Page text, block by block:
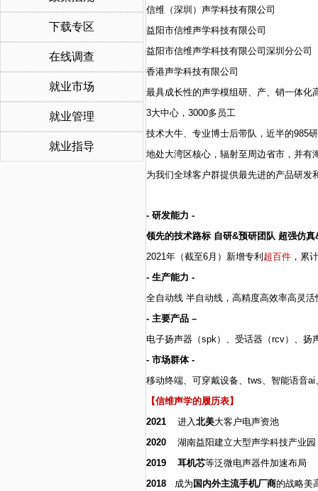
下载专区
在线调查
就业市场
就业管理
就业指导
信维（深圳）声学科技有限公司
益阳市信维声学科技有限公司
益阳市信维声学科技有限公司深圳分公司
香港声学科技有限公司
最具成长性的声学模组研、产、销一体化
3大中心，3000多员工
技术大牛、专业博士后带队，近半的985
地处大湾区核心，辐射至周边省市，并有
为我们全球客户群提供最先进的产品研发
- 研发能力 -
领先的技术路标 自研&预研团队 超强仿真
2021年（截至6月）新增专利 超百件 ，累计
- 生产能力 -
全自动线 半自动线，高精度高效率高灵活
- 主要产品 –
电子扬声器（spk）、受话器（rcv）、扬
- 市场群体 -
移动终端、可穿戴设备、tws、智能语音
【信维声学的履历表】
2021
进入北美大客户电声资池
2020
湖南益阳建立大型声学科技产业
2019 耳机芯等泛微电声器件加速布局
2018 成为 国内外主流手机厂商的战略美